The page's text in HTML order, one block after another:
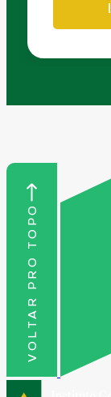
VOLTAR PRO TOPO